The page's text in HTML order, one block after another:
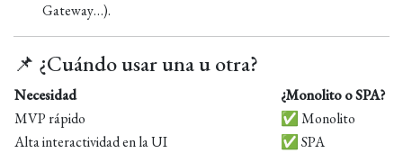
Gateway…).
📌 ¿Cuándo usar una u otra?
Necesidad
¿Monolito o SPA?
MVP rápido
✅ Monolito
Alta interactividad en la UI
✅ SPA